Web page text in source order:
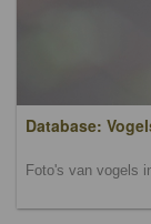
Database:
Foto's van vogels